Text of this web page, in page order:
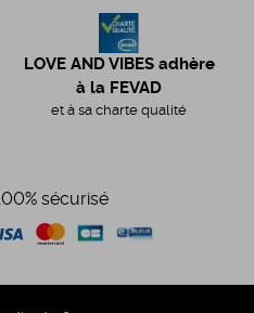
LOVE AND VIBES adhère
à la FEVAD
et à sa charte qualité
sécurisé